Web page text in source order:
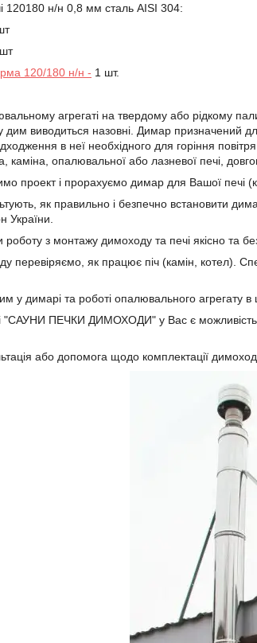
120180 н/н 0,8 мм сталь AISI 304:
120/180 н/н - 1 шт.
агрегаті на твердому або рідкому
виводиться назовні. Димар призначений
в неї необхідного для горіння
каміна, опалювальної або лазневої печі,
проект і прорахуємо димар для Вашої печі
як правильно і безпечно встановити
України.
роботу з монтажу димоходу та печі якісно та
перевіряємо, як працює піч (камін, котел).
у димарі та роботі опалювального агрегату
"САУНИ ПЕЧКИ ДИМОХОДИ" у Вас є можливість
або допомога щодо комплектації